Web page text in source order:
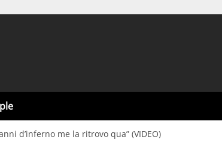
d’inferno me la ritrovo qua” (VIDEO)